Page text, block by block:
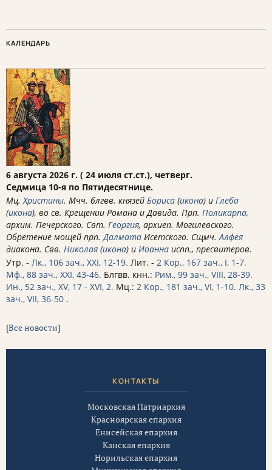
КАЛЕНДАРЬ
6 августа 2026 г. ( 24 июля ст.ст.), четверг.
Седмица 10-я по Пятидесятнице.
Мц.Христины. Мчч. блгвв. князей Бориса (икона) и Глеба
(икона), во св. Крещении Романа и Давида. Прп. Поликарпа,
архим. Печерского. Свт. Георгия, архиеп. Могилевского.
Обретение мощей прп.Далмата Исетского. Сщмч.Алфея
диакона. Свв. Николая (икона) и Иоанна испп., пресвитеров.
Утр. - Лк., 106 зач., XXI, 12-19. Лит. - 2 Кор., 167 зач., I, 1-7.
Мф., 88 зач., XXI, 43-46. Блгвв. кнн.: Рим., 99 зач., VIII, 28-39.
Ин., 52 зач., XV, 17 - XVI, 2. Мц.: 2 Кор., 181 зач., VI, 1-10. Лк., 33
зач., VII, 36-50 .
[Все новости]
КОНТАКТЫ
Московская Патриархия
Красноярская епархия
Енисейская епархия
Канская епархия
Норильская епархия